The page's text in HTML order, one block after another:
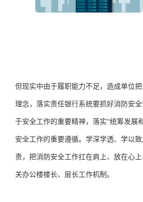
但现实中由于履职能力不足，造成单位
理念，落实责任银行系统要抓好消防安
于安全工作的重要精神，落实“统筹发展
安全工作的重要遵循。学深学透、学以
责，把消防安全工作扛在肩上、放在心
关办公楼楼长、层长工作机制。